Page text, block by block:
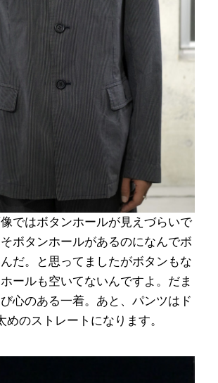
ではボタンホールが見えづらいで
ボタンホールがあるのになんでボ
だ。と思ってましたがボタンもな
ールも空いてないんですよ。だま
心のある一着。あと、パンツはド
めのストレートになります。